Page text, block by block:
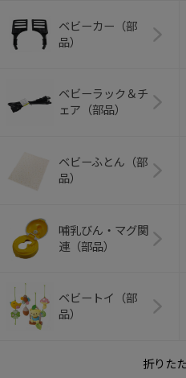
ベビーカー（部
品）
ベビーラック＆チ
ェア（部品）
ベビーふとん（部
品）
哺乳びん・マグ関
連（部品）
ベビートイ（部
品）